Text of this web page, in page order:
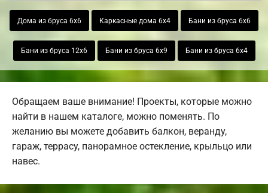
Дома из бруса 6х6 Каркасные дома 6х4 Бани из бруса 6х6
Бани из бруса 12х6 Бани из бруса 6х9 Бани из бруса 6х4
Обращаем ваше внимание! Проекты, которые можно
найти в нашем каталоге, можно поменять. По
желанию вы можете добавить балкон, веранду,
гараж, террасу, панорамное остекление, крыльцо или
навес.